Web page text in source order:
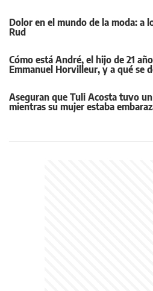
Dolor en el mundo de la moda: a
Rud
Cómo está André, el hijo de 21
Emmanuel Horvilleur, y a qué se
Aseguran que Tuli Acosta tuvo
mientras su mujer estaba